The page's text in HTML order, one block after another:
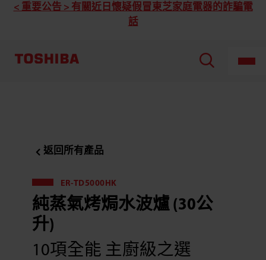
Toshiba< 重要公告 > 有關近日懷疑假冒東芝家庭電器的詐騙電
話
返回所有產品
ER-TD5000HK
純蒸氣烤焗水波爐 (30公
升)
10項全能 主廚級之選